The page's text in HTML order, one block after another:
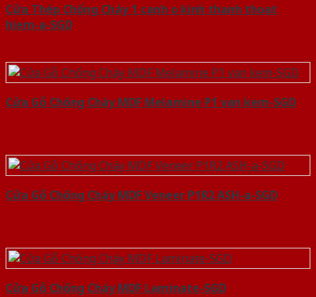
Cửa Thép Chống Cháy 1 canh o kinh thanh thoat
hiem-a-SGD
Cửa Gỗ Chống Cháy MDF Melamine P1 van kem-SGD
Cửa Gỗ Chống Cháy MDF Veneer P1R2 ASH-a-SGD
Cửa Gỗ Chống Cháy MDF Laminate-SGD